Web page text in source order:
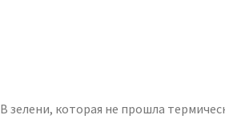
В зелени, которая не прошла